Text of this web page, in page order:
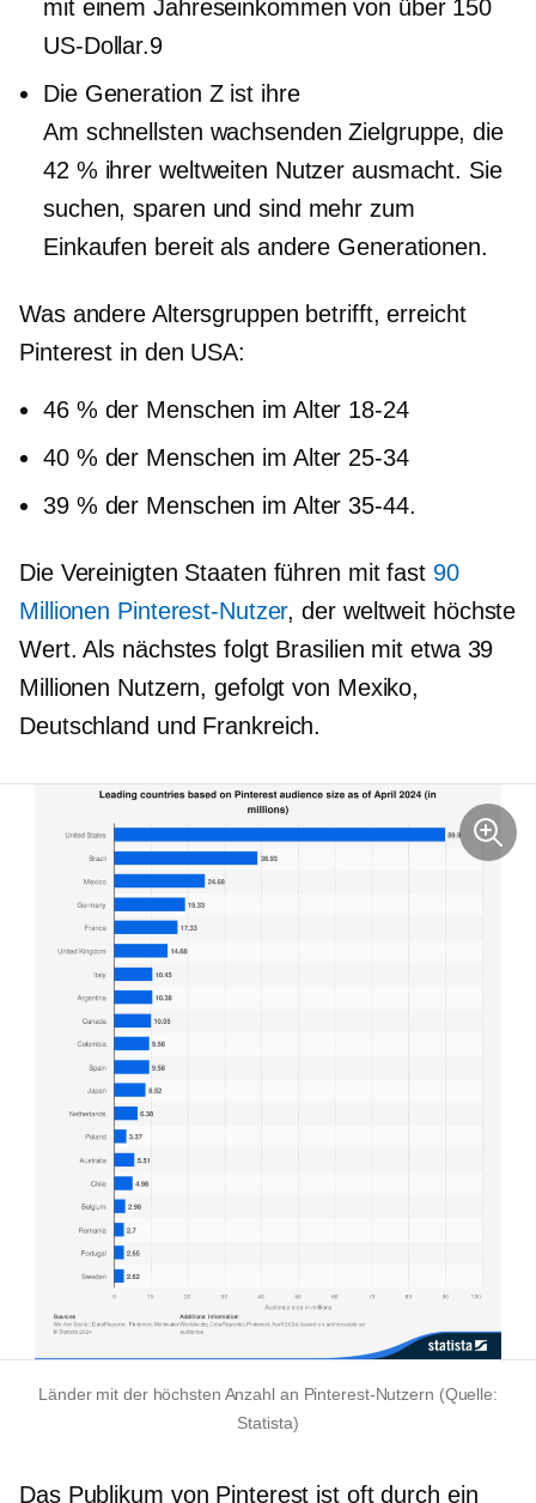
mit einem Jahreseinkommen von über 150
US-Dollar.9
Die Generation Z ist ihre
Am schnellsten wachsenden Zielgruppe, die
42 % ihrer weltweiten Nutzer ausmacht. Sie
suchen, sparen und sind mehr zum
Einkaufen bereit als andere Generationen.
Was andere Altersgruppen betrifft, erreicht
Pinterest in den USA:
46 % der Menschen im Alter 18-24
40 % der Menschen im Alter 25-34
39 % der Menschen im Alter35-44.
Die Vereinigten Staaten führen mit fast 90
Millionen Pinterest-Nutzer, der weltweit höchste
Wert. Als nächstes folgt Brasilien mit etwa 39
Millionen Nutzern, gefolgt von Mexiko,
Deutschland und Frankreich.
Länder mit der höchsten Anzahl an Pinterest-Nutzern (Quelle:
Statista)
Das Publikum von Pinterest ist oft durch ein